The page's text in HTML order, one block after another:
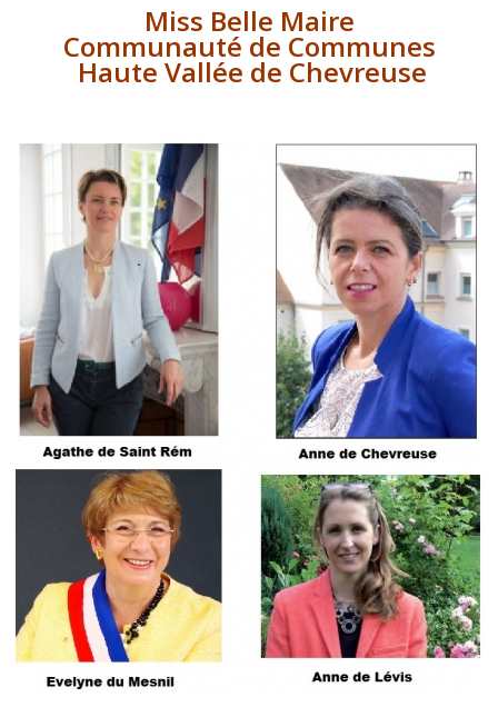
Miss Belle Maire
Communauté de Communes
Haute Vallée de Chevreuse